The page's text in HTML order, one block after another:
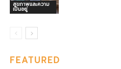
สุขภาพและความ
เป็นอยู่
FEATURED